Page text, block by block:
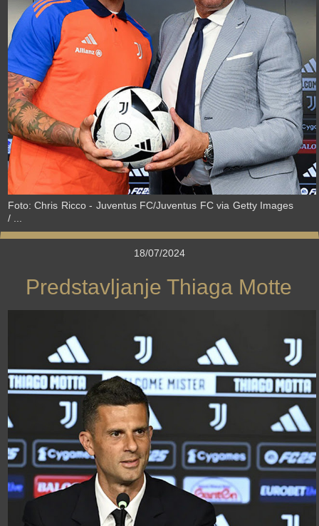
›
Foto: Chris Ricco - Juventus FC/Juventus FC via Getty Images
/ ...
18/07/2024
Predstavljanje Thiaga Motte
›